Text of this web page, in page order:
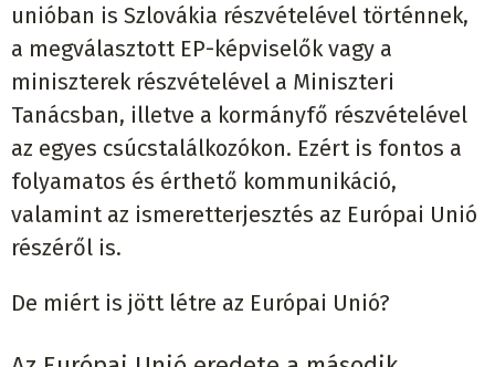
unióban is Szlovákia részvételével történnek,
a megválasztott EP-képviselők vagy a
miniszterek részvételével a Miniszteri
Tanácsban, illetve a kormányfő részvételével
az egyes csúcstalálkozókon. Ezért is fontos a
folyamatos és érthető kommunikáció,
valamint az ismeretterjesztés az Európai Unió
részéről is.
De miért is jött létre az Európai Unió?